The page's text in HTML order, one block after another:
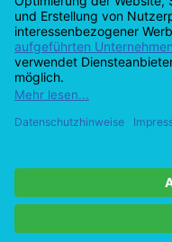
info@kirschlolli.de
USt-IdNr.: DE321609131
Kundendienst
Mein Konto
© Copyright 2026